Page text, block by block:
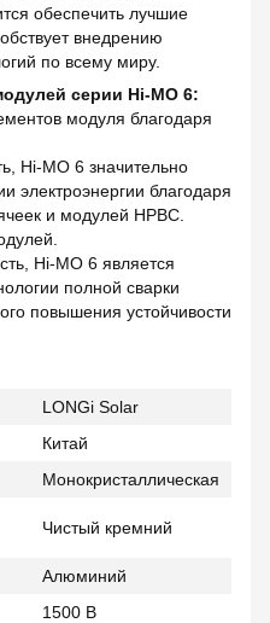
обеспечить лучшие
внедрению
по всему миру.
серии Hi-MO 6:
модуля благодаря
Hi-MO 6 значительно
электроэнергии благодаря
и модулей HPBC.
Hi-MO 6 является
полной сварки
повышения устойчивости
LONGi Solar
Китай
Монокристаллическая
Чистый кремний
Алюминий
1500 В